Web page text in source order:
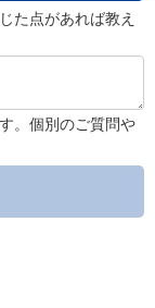
た点があれば教え
。個別のご質問や